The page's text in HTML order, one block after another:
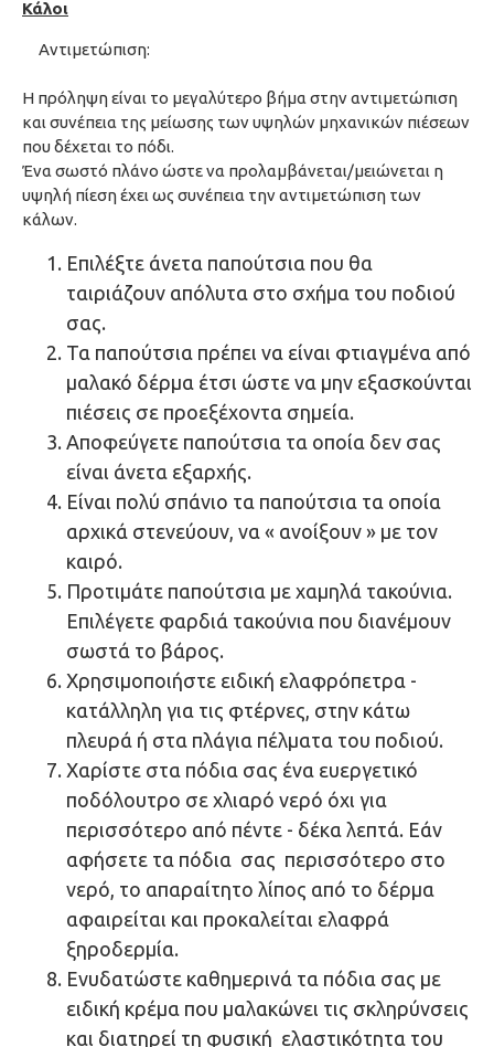
Κάλοι
Αντιμετώπιση:
Η πρόληψη είναι το μεγαλύτερο βήμα στην αντιμετώπιση
και συνέπεια της μείωσης των υψηλών μηχανικών πιέσεων
που δέχεται το πόδι.
Ένα σωστό πλάνο ώστε να προλαμβάνεται/μειώνεται η
υψηλή πίεση έχει ως συνέπεια την αντιμετώπιση των
κάλων.
Επιλέξτε άνετα παπούτσια που θα
ταιριάζουν απόλυτα στο σχήμα του ποδιού
σας.
Τα παπούτσια πρέπει να είναι φτιαγμένα από
μαλακό δέρμα έτσι ώστε να μην εξασκούνται
πιέσεις σε προεξέχοντα σημεία.
Αποφεύγετε παπούτσια τα οποία δεν σας
είναι άνετα εξαρχής.
Είναι πολύ σπάνιο τα παπούτσια τα οποία
αρχικά στενεύουν, να « ανοίξουν » με τον
καιρό.
Προτιμάτε παπούτσια με χαμηλά τακούνια.
Επιλέγετε φαρδιά τακούνια που διανέμουν
σωστά το βάρος.
Χρησιμοποιήστε ειδική ελαφρόπετρα -
κατάλληλη για τις φτέρνες, στην κάτω
πλευρά ή στα πλάγια πέλματα του ποδιού.
Χαρίστε στα πόδια σας ένα ευεργετικό
ποδόλουτρο σε χλιαρό νερό όχι για
περισσότερο από πέντε - δέκα λεπτά. Εάν
αφήσετε τα πόδια σας περισσότερο στο
νερό, το απαραίτητο λίπος από το δέρμα
αφαιρείται και προκαλείται ελαφρά
ξηροδερμία.
Ενυδατώστε καθημερινά τα πόδια σας με
ειδική κρέμα που μαλακώνει τις σκληρύνσεις
και διατηρεί τη φυσική ελαστικότητα του